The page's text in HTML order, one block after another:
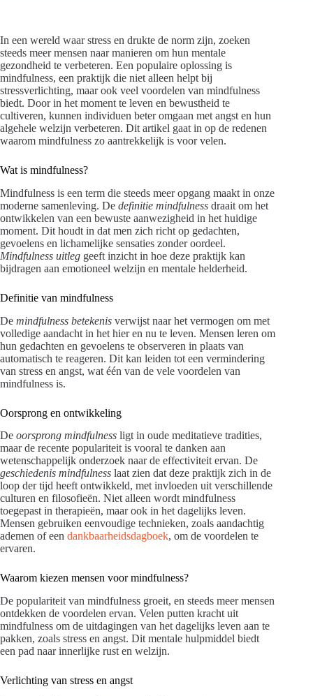
In een wereld waar stress en drukte de norm zijn, zoeken
steeds meer mensen naar manieren om hun mentale
gezondheid te verbeteren. Een populaire oplossing is
mindfulness, een praktijk die niet alleen helpt bij
stressverlichting, maar ook veel voordelen van mindfulness
biedt. Door in het moment te leven en bewustheid te
cultiveren, kunnen individuen beter omgaan met angst en hun
algehele welzijn verbeteren. Dit artikel gaat in op de redenen
waarom mindfulness zo aantrekkelijk is voor velen.
Wat is mindfulness?
Mindfulness is een term die steeds meer opgang maakt in onze
moderne samenleving. De definitie mindfulness draait om het
ontwikkelen van een bewuste aanwezigheid in het huidige
moment. Dit houdt in dat men zich richt op gedachten,
gevoelens en lichamelijke sensaties zonder oordeel.
Mindfulness uitleg geeft inzicht in hoe deze praktijk kan
bijdragen aan emotioneel welzijn en mentale helderheid.
Definitie van mindfulness
De mindfulness betekenis verwijst naar het vermogen om met
volledige aandacht in het hier en nu te leven. Mensen leren om
hun gedachten en gevoelens te observeren in plaats van
automatisch te reageren. Dit kan leiden tot een vermindering
van stress en angst, wat één van de vele voordelen van
mindfulness is.
Oorsprong en ontwikkeling
De oorsprong mindfulness ligt in oude meditatieve tradities,
maar de recente populariteit is vooral te danken aan
wetenschappelijk onderzoek naar de effectiviteit ervan. De
geschiedenis mindfulness laat zien dat deze praktijk zich in de
loop der tijd heeft ontwikkeld, met invloeden uit verschillende
culturen en filosofieën. Niet alleen wordt mindfulness
toegepast in therapieën, maar ook in het dagelijks leven.
Mensen gebruiken eenvoudige technieken, zoals aandachtig
ademen of een dankbaarheidsdagboek, om de voordelen te
ervaren.
Waarom kiezen mensen voor mindfulness?
De populariteit van mindfulness groeit, en steeds meer mensen
ontdekken de voordelen ervan. Velen putten kracht uit
mindfulness om de uitdagingen van het dagelijks leven aan te
pakken, zoals stress en angst. Dit mentale hulpmiddel biedt
een pad naar innerlijke rust en welzijn.
Verlichting van stress en angst